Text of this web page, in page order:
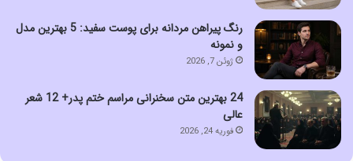
رنگ پیراهن مردانه برای پوست سفید: 5 بهترین مدل
و نمونه
ژوئن 7, 2026
24 بهترین متن سخنرانی مراسم ختم پدر+ 12 شعر
عالی
فوریه 24, 2026